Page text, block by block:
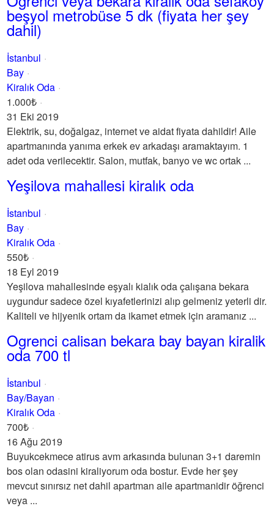
beşyol metrobüse 5 dk (fiyata her şey
dahil)
İstanbul
Bay
Kiralık Oda
1.000₺
31 Eki 2019
Elektrik, su, doğalgaz, internet ve aidat fiyata dahildir! Aile
apartmanında yanıma erkek ev arkadaşı aramaktayım. 1
adet oda verilecektir. Salon, mutfak, banyo ve wc ortak ...
Yeşilova mahallesi kiralık oda
İstanbul
Bay
Kiralık Oda
550₺
18 Eyl 2019
Yeşilova mahallesinde eşyalı kialık oda çalışana bekara
uygundur sadece özel kıyafetlerinizi alıp gelmeniz yeterli dir.
Kaliteli ve hijyenik ortam da ikamet etmek için aramanız ...
Ogrenci calisan bekara bay bayan kiralik
oda 700 tl
İstanbul
Bay/Bayan
Kiralık Oda
700₺
16 Ağu 2019
Buyukcekmece atirus avm arkasında bulunan 3+1 daremin
bos olan odasini kiraliyorum oda bostur. Evde her şey
mevcut sınırsız net dahil apartman aile apartmanidir öğrenci
veya ...